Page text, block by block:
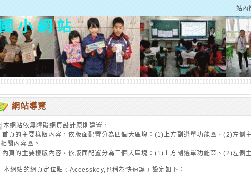
站
小 網 站
網站導覽
本網站依無障礙網頁設計原則建置，
頁的主要樣版內容，依版面配置分為四個大區塊：(1)上方副選單功能區、(2)左側
關內容區。
頁的主要樣版內容，依版面配置分為三個大區塊：(1)上方副選單功能區、(2)左側
本網站的網頁定位點﹝Accesskey,也稱為快速鍵﹞設定如下：